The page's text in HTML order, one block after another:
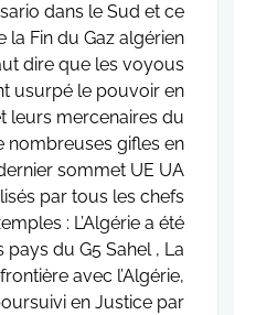
dans le Sud et ce
la Fin du Gaz algérien
dire que les voyous
usurpé le pouvoir en
leurs mercenaires du
nombreuses gifles en
sommet UE UA
par tous les chefs
: L’Algérie a été
pays du G5 Sahel , La
avec l’Algérie,
en Justice par